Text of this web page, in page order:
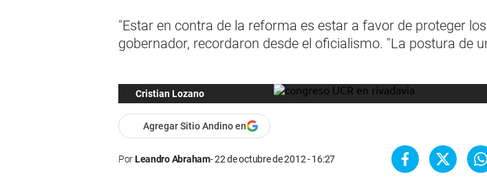
"Estar en contra de la reforma es estar a favor de proteger
gobernador, recordaron desde el oficialismo. "La postura de
Cristian Lozano
Agregar Sitio Andino en
PorLeandro Abraham 22 de octubre de 2012 - 16:27